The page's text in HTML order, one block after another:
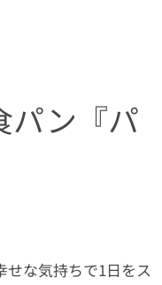
パン『パ
な気持ちで1日をス